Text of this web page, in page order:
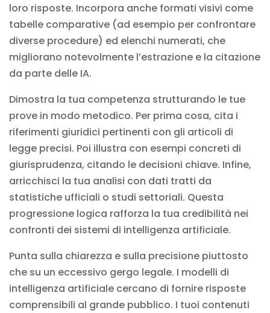
loro risposte. Incorpora anche formati visivi come
tabelle comparative (ad esempio per confrontare
diverse procedure) ed elenchi numerati, che
migliorano notevolmente l’estrazione e la citazione
da parte delle IA.
Dimostra la tua competenza strutturando le tue
prove in modo metodico. Per prima cosa, cita i
riferimenti giuridici pertinenti con gli articoli di
legge precisi. Poi illustra con esempi concreti di
giurisprudenza, citando le decisioni chiave. Infine,
arricchisci la tua analisi con dati tratti da
statistiche ufficiali o studi settoriali. Questa
progressione logica rafforza la tua credibilità nei
confronti dei sistemi di intelligenza artificiale.
Punta sulla chiarezza e sulla precisione piuttosto
che su un eccessivo gergo legale. I modelli di
intelligenza artificiale cercano di fornire risposte
comprensibili al grande pubblico. I tuoi contenuti